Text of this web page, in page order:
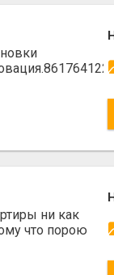
ни как
что порою